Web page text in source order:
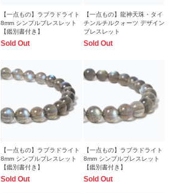
【一点もの】ラブラドライト
8mm シンプルブレスレット
【鑑別書付き】
Sold Out
【一点もの】龍神天珠・タイ
チンルチルクォーツ デザイン
ブレスレット
Sold Out
【一点もの】ラブラドライト
8mm シンプルブレスレット
【鑑別書付き】
Sold Out
【一点もの】ラブラドライト
8mm シンプルブレスレット
【鑑別書付き】
Sold Out